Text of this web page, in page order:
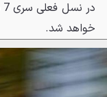
خواهد شد.